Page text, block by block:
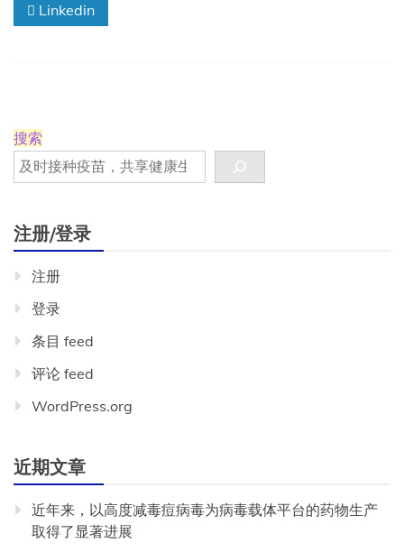
2025:
Linkedin
搜索
注册/登录
注册
登录
条目 feed
评论 feed
WordPress.org
近期文章
近年来，以高度减毒痘病毒为病毒载体平台的药物生产
取得了显著进展